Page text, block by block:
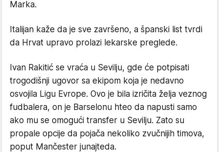
Marka.
Italijan kaže da je sve završeno, a španski list tvrdi
da Hrvat upravo prolazi lekarske preglede.
Ivan Rakitić se vraća u Sevilju, gde će potpisati
trogodišnji ugovor sa ekipom koja je nedavno
osvojila Ligu Evrope. Ovo je bila izričita želja veznog
fudbalera, on je Barselonu hteo da napusti samo
ako mu se omogući transfer u Sevilju. Zato su
propale opcije da pojača nekoliko zvučnijih timova,
poput Mančester junajteda.